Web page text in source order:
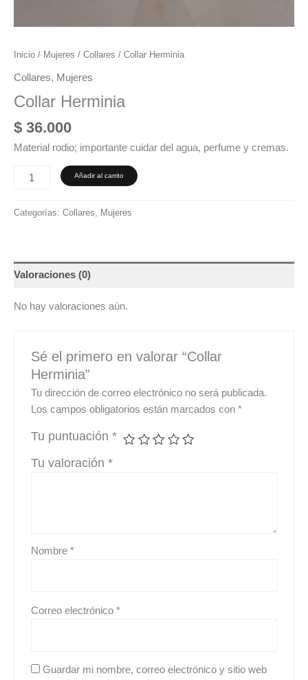
Inicio / Mujeres / Collares / Collar Herminia
Collares, Mujeres
Collar Herminia
$ 36.000
Material rodio; importante cuidar del agua, perfume y cremas.
Añadir al carrito
Categorías: Collares, Mujeres
Valoraciones (0)
No hay valoraciones aún.
Sé el primero en valorar “Collar
Herminia”
Tu dirección de correo electrónico no será publicada.
Los campos obligatorios están marcados con*
Tu puntuación*
Tu valoración*
Nombre*
Correo electrónico*
Guardar mi nombre, correo electrónico y sitio web